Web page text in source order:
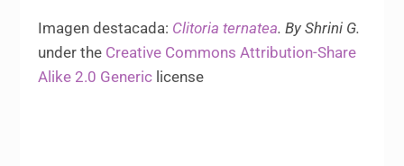
Imagen destacada: Clitoria ternatea. By Shrini G.
under the Creative Commons Attribution-Share
Alike 2.0 Generic license